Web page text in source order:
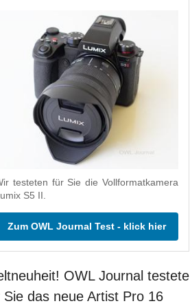
testeten für Sie die Vollformatkamera
S5 II.
Zum OWL Journal Test - klick hier
OWL Journal testete
Sie das neue Artist Pro 16